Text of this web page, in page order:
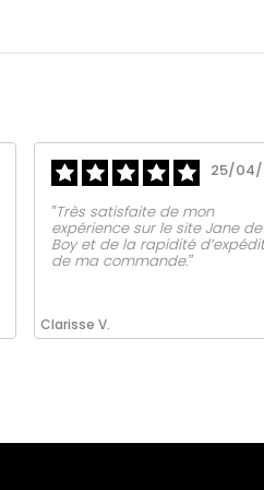
Clarisse V.
25/
‟Très satisfaite de mon
expérience sur le site Jane de
Boy et de la rapidité
de ma commande.ˮ